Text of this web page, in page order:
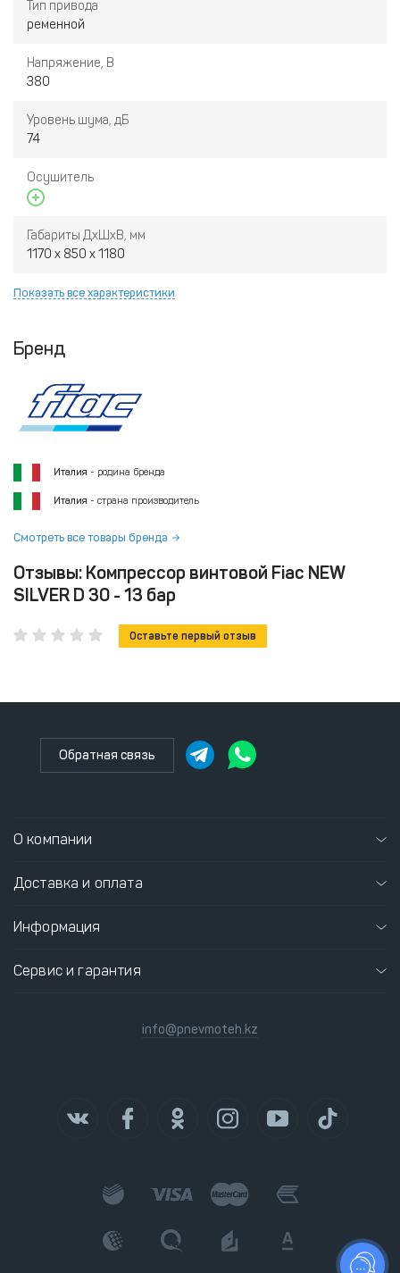
Тип привода
ременной
Напряжение, В
380
Уровень шума, дБ
74
Осушитель
Габариты ДхШхВ, мм
1170 x 850 x 1180
Показать все характеристики
Бренд
Италия - родина бренда
Италия - страна производитель
Смотреть все товары бренда
Отзывы: Компрессор винтовой Fiac NEW
SILVER D 30 - 13 бар
Оставьте первый отзыв
Обратная связь
О компании
Доставка и оплата
Информация
Сервис и гарантия
info@pnevmoteh.kz